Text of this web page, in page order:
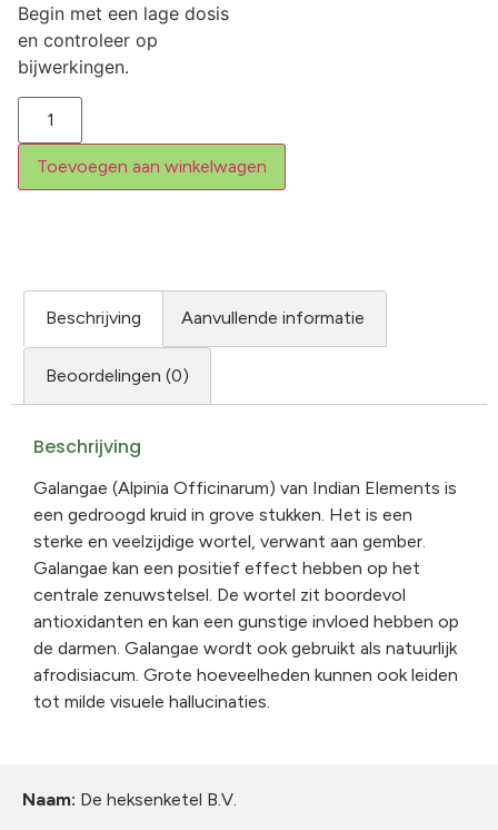
Begin met een lage dosis
en controleer op
bijwerkingen.
Toevoegen aan winkelwagen
Beschrijving Aanvullende informatie
Beoordelingen (0)
Beschrijving
Galangae (Alpinia Officinarum) van Indian Elements is
een gedroogd kruid in grove stukken. Het is een
sterke en veelzijdige wortel, verwant aan gember.
Galangae kan een positief effect hebben op het
centrale zenuwstelsel. De wortel zit boordevol
antioxidanten en kan een gunstige invloed hebben op
de darmen. Galangae wordt ook gebruikt als natuurlijk
afrodisiacum. Grote hoeveelheden kunnen ook leiden
tot milde visuele hallucinaties.
Naam: De heksenketel B.V.